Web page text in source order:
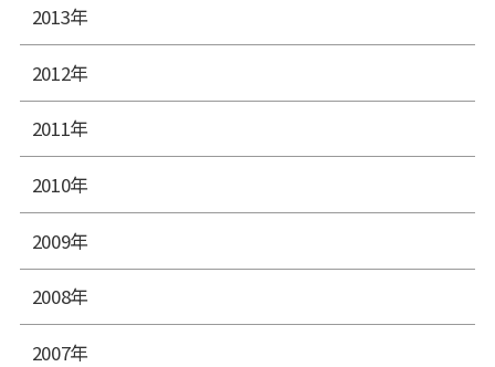
2013年
2012年
2011年
2010年
2009年
2008年
2007年